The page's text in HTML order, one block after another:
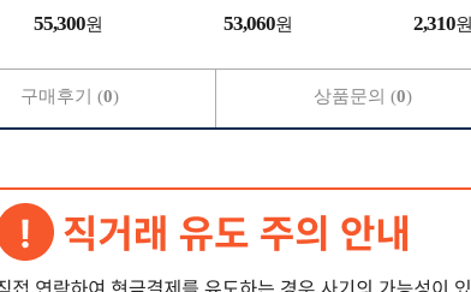
55,300원 53,060원 2,310원
구매후기 (0) 상품문의 (0)